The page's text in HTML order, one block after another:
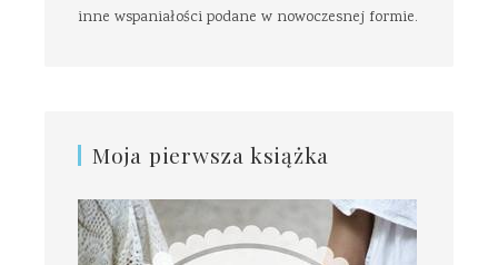
inne wspaniałości podane w nowoczesnej formie.
Moja pierwsza książka